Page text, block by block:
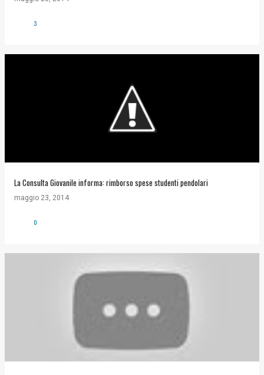
3
La Consulta Giovanile informa: rimborso spese studenti pendolari
maggio 23, 2014
0